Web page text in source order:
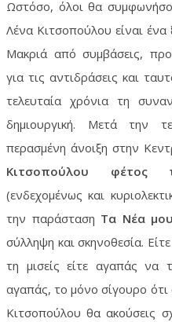
Ωστόσο, όλοι θα
Λένα Κιτσοπούλου είναι
Μακριά από συμβάσεις,
για τις αντιδράσεις και
τελευταία χρόνια τη
δημιουργική. Μετά την
περασμένη άνοιξη στην
Κιτσοπούλου
φέτος
(ενδεχομένως και
την παράσταση Τα Νέα
σύλληψη και σκηνοθεσία.
τη μισείς είτε αγαπάς να
αγαπάς, το μόνο σίγουρο
Κιτσοπούλου θα ακούσεις